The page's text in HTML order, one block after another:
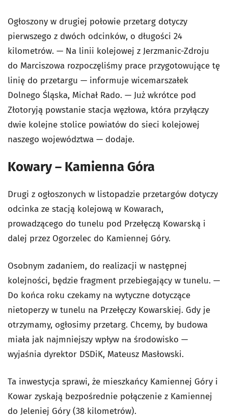
Ogłoszony w drugiej połowie przetarg dotyczy
pierwszego z dwóch odcinków, o długości 24
kilometrów. — Na linii kolejowej z Jerzmanic-Zdroju
do Marciszowa rozpoczęliśmy prace przygotowujące tę
linię do przetargu — informuje wicemarszałek
Dolnego Śląska, Michał Rado. — Już wkrótce pod
Złotoryją powstanie stacja węzłowa, która przyłączy
dwie kolejne stolice powiatów do sieci kolejowej
naszego województwa — dodaje.
Kowary – Kamienna Góra
Drugi z ogłoszonych w listopadzie przetargów dotyczy
odcinka ze stacją kolejową w Kowarach,
prowadzącego do tunelu pod Przełęczą Kowarską i
dalej przez Ogorzelec do Kamiennej Góry.
Osobnym zadaniem, do realizacji w następnej
kolejności, będzie fragment przebiegający w tunelu. —
Do końca roku czekamy na wytyczne dotyczące
nietoperzy w tunelu na Przełęczy Kowarskiej. Gdy je
otrzymamy, ogłosimy przetarg. Chcemy, by budowa
miała jak najmniejszy wpływ na środowisko —
wyjaśnia dyrektor DSDiK, Mateusz Masłowski.
Ta inwestycja sprawi, że mieszkańcy Kamiennej Góry i
Kowar zyskają bezpośrednie połączenie z Kamiennej
do Jeleniej Góry (38 kilometrów).